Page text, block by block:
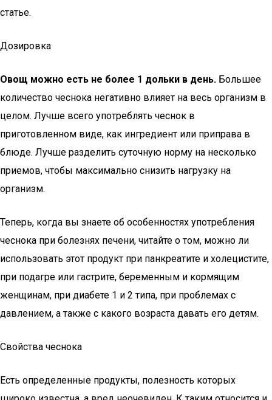
статье.
Дозировка
Овощ можно есть не более 1 дольки в день. Большее
количество чеснока негативно влияет на весь организм в
целом. Лучше всего употреблять чеснок в
приготовленном виде, как ингредиент или приправа в
блюде. Лучше разделить суточную норму на несколько
приемов, чтобы максимально снизить нагрузку на
организм.
Теперь, когда вы знаете об особенностях употребления
чеснока при болезнях печени, читайте о том, можно ли
использовать этот продукт при панкреатите и холецистите,
при подагре или гастрите, беременным и кормящим
женщинам, при диабете 1 и 2 типа, при проблемах с
давлением, а также с какого возраста давать его детям.
Свойства чеснока
Есть определенные продукты, полезность которых